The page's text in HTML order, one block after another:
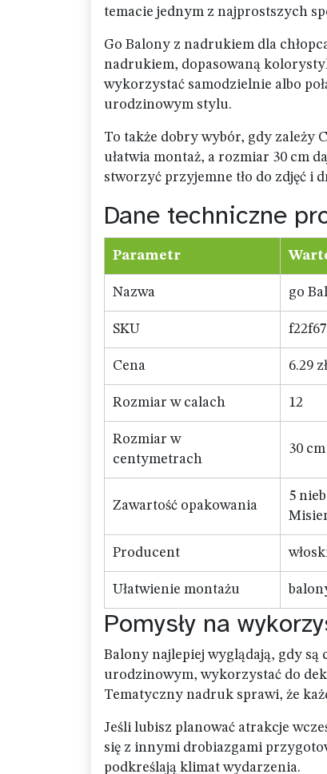
temacie jednym z najprostszych
Go Balony z nadrukiem dla
nadrukiem, dopasowaną
wykorzystać samodzielnie albo
urodzinowym stylu.
To także dobry wybór, gdy zależy
ułatwia montaż, a rozmiar 30 cm
stworzyć przyjemne tło do zdjęć i
Dane techniczne
Parametr
Nazwa go
SKU
Cena 6.29 zł
Rozmiar w calach 12
Rozmiar w
centymetrach
30 cm
Zawartość opakowania
5
Producent
Ułatwienie montażu
Pomysły na
Balony najlepiej wyglądają, gdy są
urodzinowym, wykorzystać do
Tematyczny nadruk sprawi, że
Jeśli lubisz planować atrakcje
się z innymi drobiazgami
podkreślają klimat wydarzenia.